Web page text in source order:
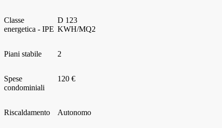
Classe
energetica - IPE
D 123
KWH/MQ2
Piani stabile 2
Spese
condominiali
120 €
Riscaldamento Autonomo